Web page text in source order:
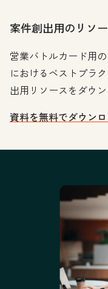
案件創出用のリソ
営業バトルカード用
におけるベストプラ
出用リソースをダウ
資料を無料でダウン